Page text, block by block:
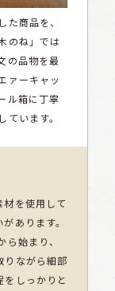
た商品を、
のね」では
の品物を最
ァーキャッ
ル箱に丁寧
います。
を使用して
あります。
始まり、
りながら細部
しっかりと